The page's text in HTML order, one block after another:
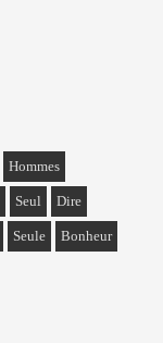
Hommes
Seul Dire
Seule Bonheur